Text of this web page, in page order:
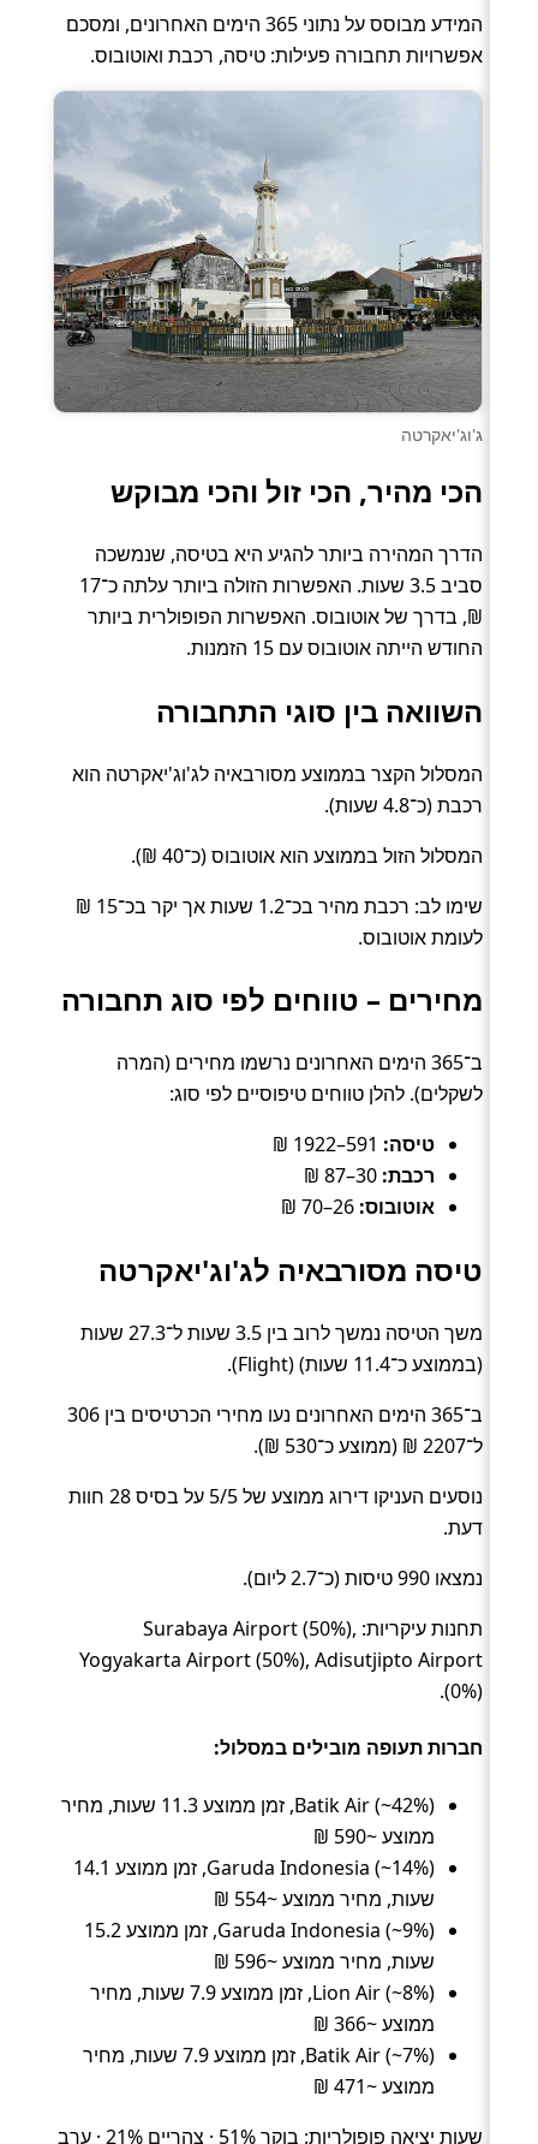
המידע מבוסס על נתוני 365 הימים האחרונים, ומסכם
אפשרויות תחבורה פעילות: טיסה, רכבת ואוטובוס.
ג'וג'יאקרטה
הכי מהיר, הכי זול והכי מבוקש
הדרך המהירה ביותר להגיע היא בטיסה, שנמשכה
סביב 3.5 שעות. האפשרות הזולה ביותר עלתה כ־17
₪, בדרך של אוטובוס. האפשרות הפופולרית ביותר
החודש הייתה אוטובוס עם 15 הזמנות.
השוואה בין סוגי התחבורה
המסלול הקצר בממוצע מסורבאיה לג'וג'יאקרטה הוא
רכבת (כ־4.8 שעות).
המסלול הזול בממוצע הוא אוטובוס (כ־40 ₪).
שימו לב: רכבת מהיר בכ־1.2 שעות אך יקר בכ־15 ₪
לעומת אוטובוס.
מחירים – טווחים לפי סוג תחבורה
ב־365 הימים האחרונים נרשמו מחירים (המרה
לשקלים). להלן טווחים טיפוסיים לפי סוג:
טיסה:
רכבת:
אוטובוס:
טיסה מסורבאיה לג'וג'יאקרטה
משך הטיסה נמשך לרוב בין 3.5 שעות ל־27.3 שעות
(בממוצע כ־11.4 שעות) (Flight).
ב־365 הימים האחרונים נעו מחירי הכרטיסים בין 306
ל־2207 ₪ (ממוצע כ־530 ₪).
נוסעים העניקו דירוג ממוצע של 5/5 על בסיס 28 חוות
דעת.
נמצאו 990 טיסות (כ־2.7 ליום).
תחנות עיקריות: Surabaya Airport (50%),
Yogyakarta Airport (50%), Adisutjipto Airport
(0%).
חברות תעופה מובילים במסלול:
Batik Air (~42%), זמן ממוצע 11.3 שעות, מחיר
ממוצע ~590 ₪
Garuda Indonesia (~14%), זמן ממוצע 14.1
שעות, מחיר ממוצע ~554 ₪
Garuda Indonesia (~9%), זמן ממוצע 15.2
שעות, מחיר ממוצע ~596 ₪
Lion Air (~8%), זמן ממוצע 7.9 שעות, מחיר
ממוצע ~366 ₪
Batik Air (~7%), זמן ממוצע 7.9 שעות, מחיר
ממוצע ~471 ₪
שעות יציאה פופולריות: בוקר 51% · צהריים 21% · ערב